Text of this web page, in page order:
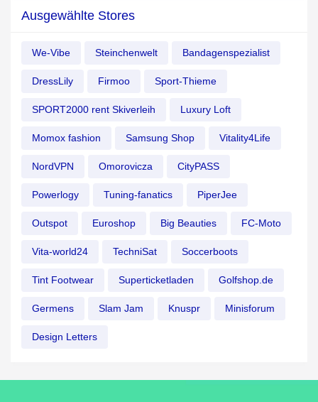
Ausgewählte Stores
We-Vibe Steinchenwelt Bandagenspezialist
DressLily Firmoo Sport-Thieme
SPORT2000 rent Skiverleih Luxury Loft
Momox fashion Samsung Shop Vitality4Life
NordVPN Omorovicza CityPASS
Powerlogy Tuning-fanatics PiperJee
Outspot Euroshop Big Beauties FC-Moto
Vita-world24 TechniSat Soccerboots
Tint Footwear Superticketladen Golfshop.de
Germens Slam Jam Knuspr Minisforum
Design Letters